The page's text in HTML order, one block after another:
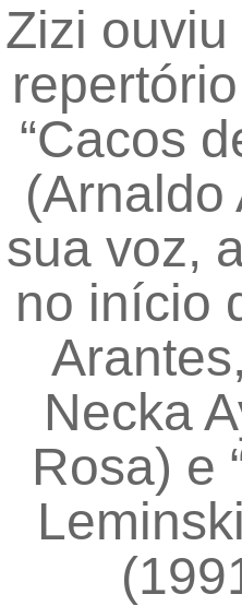
Zizi
“Cacos
(Arnaldo
sua voz,
no início
Necka
Rosa) e